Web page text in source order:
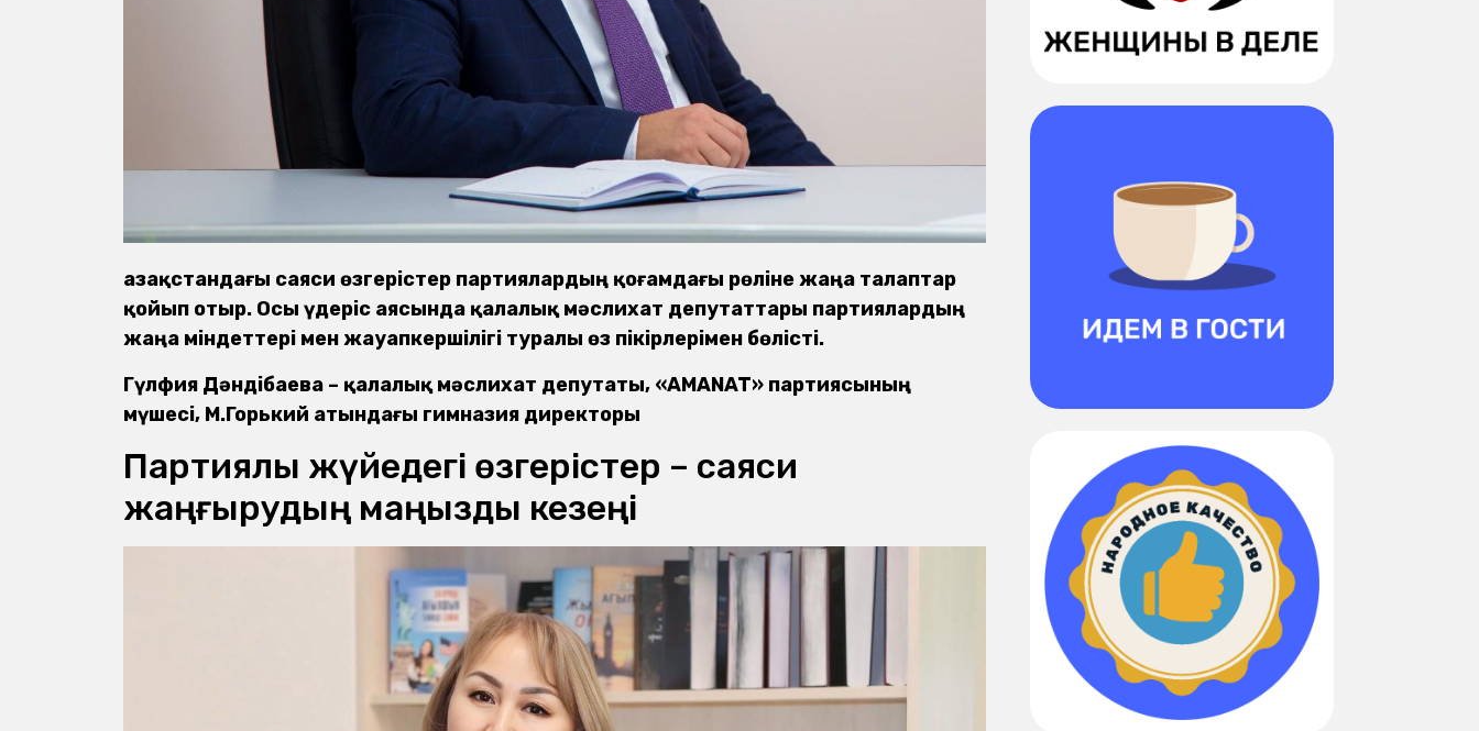
Қазақстандағы саяси өзгерістер партиялардың қоғамдағы рөліне жаңа талаптар
қойып отыр. Осы үдеріс аясында қалалық мәслихат депутаттары партиялардың
жаңа міндеттері мен жауапкершілігі туралы өз пікірлерімен бөлісті.
Гүлфия Дәндібаева – қалалық мәслихат депутаты, «AMANAT» партиясының
мүшесі, М.Горький атындағы гимназия директоры
Партиялық жүйедегі өзгерістер – саяси
жаңғырудың маңызды кезеңі